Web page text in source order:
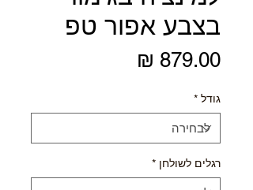
בצבע אפור טפ
גודל *
רגלים לשולחן *